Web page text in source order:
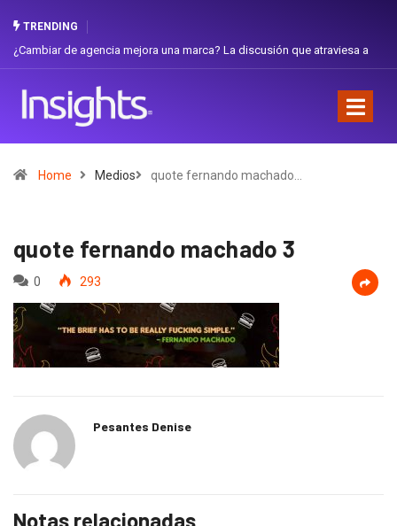
TRENDING
¿Cambiar de agencia mejora una marca? La discusión que atraviesa a
Home Medios quote fernando machado…
quote fernando machado 3
0 293
Pesantes Denise
Notas relacionadas